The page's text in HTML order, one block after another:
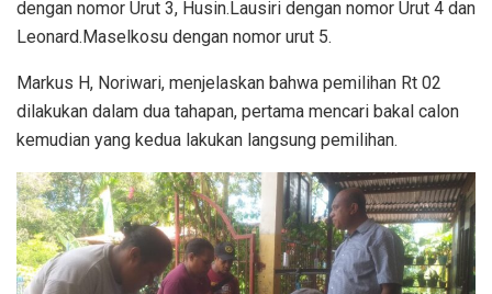
dengan nomor Urut 3, Husin.Lausiri dengan nomor Urut 4 dan
Leonard.Maselkosu dengan nomor urut 5.
Markus H, Noriwari, menjelaskan bahwa pemilihan Rt 02
dilakukan dalam dua tahapan, pertama mencari bakal calon
kemudian yang kedua lakukan langsung pemilihan.